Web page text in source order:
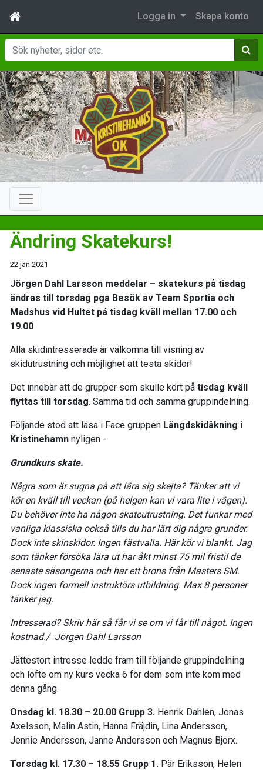
Logga in Skapa konto
Sök
Ändring Skatekurs!
22 jan 2021
Jörgen Dahl Larsson meddelar – skatekurs på tisdag
ändras till torsdag pga Besök av Team Sportia och
Madshus vid Hultet på tisdag kväll mellan 17.00 och
19.00
Alla skidintresserade är välkomna till visning av
skidutrustning och möjlighet att testa skidor!
Det innebär att de grupper som skulle kört på tisdag kväll
flyttas till torsdag. Samma tid och samma gruppindelning.
Följande stod att läsa i Face gruppen Längdskidåkning i
Kristinehamn nyligen -
Grundkurs skate.
Några som är sugna på att lära sig skejta? Tänker att vi
kör en kväll till veckan (på helgen kan vi vara lite i vägen).
Du behöver inte ha någon skateutrustning. Det funkar med
vanliga klassiska också tills du har lärt dig några grunder.
Dock inte skinskidor. Ingen fästvalla. Här kör vi blankt. Jag
som tänker försöka lära ut har åkt minst 75 mil fristil de
senaste säsongerna och har ett brons från Masters SM.
Dock ingen formell instruktörs utbildning. Max 8 personer
tänker jag.
Intresserad? Skriv här så får vi se om vi får till något. Ingen
kostnad./ Jörgen Dahl Larsson
Jättestort intresse ledde fram till följande gruppindelning
och löfte om ny kurs vecka 6 för dem som inte kom med
denna gång.
Onsdag kl. 18.30 – 20.00 Grupp 3. Henrik Dahlen, Jonas
Axelsson, Malin Astin, Hanna Fräjdin, Lina Andersson,
Jennie Andersson, Janne Andersson och Magnus Bjorx.
Torsdag kl. 17.30 – 18.55 Grupp 1. Pär Eriksson, Helen